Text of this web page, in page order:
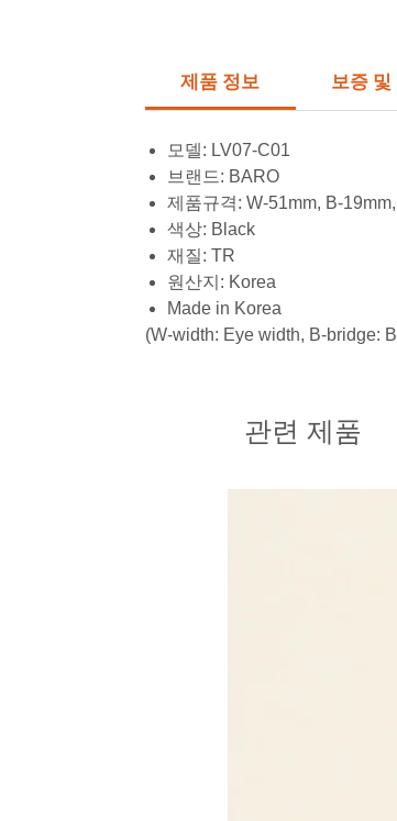
제품 정보 보증 및
모델: LV07-C01
브랜드: BARO
제품규격: W-51mm, B-
색상: Black
재질: TR
원산지: Korea
Made in Korea
(W-width: Eye width, B-bridge:
관련 제품